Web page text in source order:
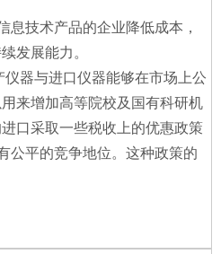
技术产品的企业降低成本，
发展能力。
器与进口仪器能够在市场上公
来增加高等院校及国有科研机
口采取一些税收上的优惠政策
公平的竞争地位。这种政策的